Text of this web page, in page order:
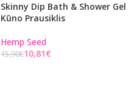
Skinny Dip Bath & Shower Gel
Kūno Prausiklis
Hemp Seed
15,90€10,81€